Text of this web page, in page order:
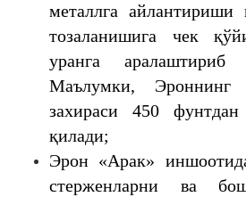
металлга айлантириши
тозаланишига чек
уранга
Маълумки, Эроннинг
захираси 450
қилади;
Эрон «Арак»
стерженларни ва